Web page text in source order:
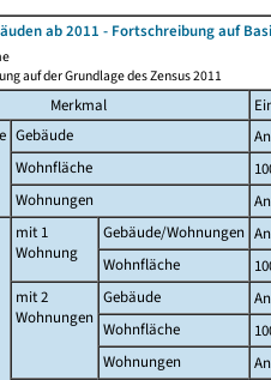
ab 2011 - Fortschreibung auf
auf der Grundlage des Zensus 2011
Merkmal
Gebäude
Wohnfläche
Wohnungen
mit 1
Wohnung
Gebäude/Wohnungen
Wohnfläche
mit 2
Wohnungen
Gebäude
Wohnfläche
Wohnungen